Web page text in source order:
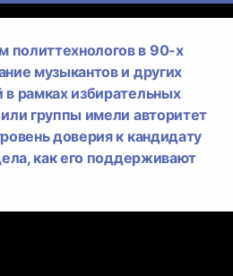
в 90-х
музыкантов и других
рамках избирательных
группы имели авторитет
доверия к кандидату
как его поддерживают